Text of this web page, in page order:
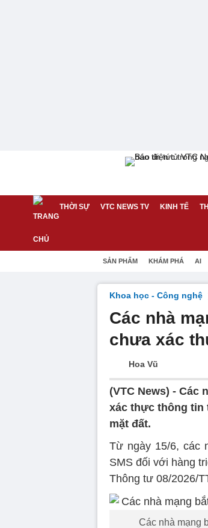
THỜI SỰ VTC NEWS TV KINH TẾ
SẢN PHẨM KHÁM PHÁ AI
Khoa học - Công nghệ
Các nhà
chưa xác
Hoa Vũ
(VTC News) - Các
xác thực thông tin
mặt đất.
Từ ngày 15/6, các
SMS đối với hàng
Thông tư 08/2026/
Các nhà mạng